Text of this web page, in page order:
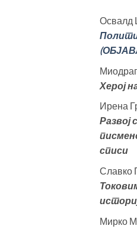
Освалд
Херој
Ирена
Развој
списи
Славко
Мирко